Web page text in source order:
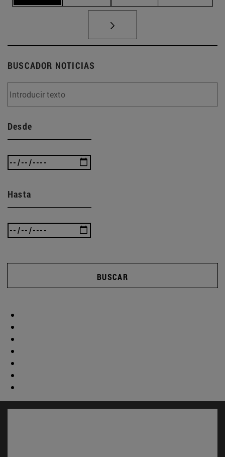
BUSCADOR NOTICIAS
Desde
Hasta
BUSCAR